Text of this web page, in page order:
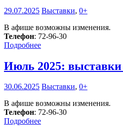
29.07.2025 Выставки, 0+
В афише возможны изменения.
Телефон: 72-96-30
Подробнее
Июль 2025: выставки
30.06.2025 Выставки, 0+
В афише возможны изменения.
Телефон: 72-96-30
Подробнее